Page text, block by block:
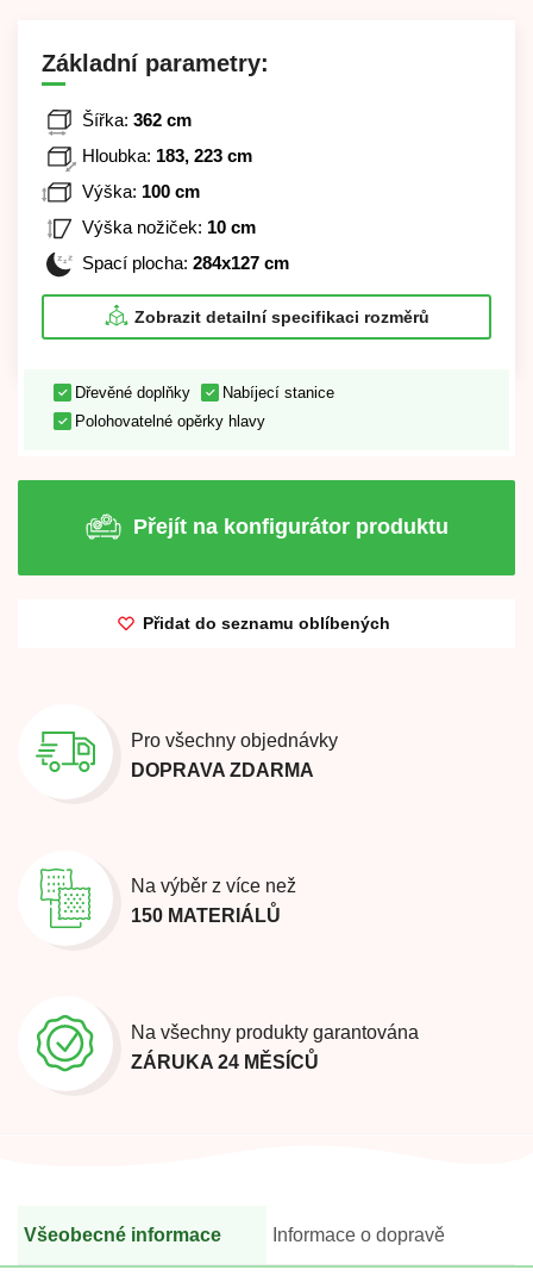
Základní parametry:
Šířka: 362 cm
Hloubka: 183, 223 cm
Výška: 100 cm
Výška nožiček: 10 cm
Spací plocha: 284x127 cm
Zobrazit detailní specifikaci rozměrů
Dřevěné doplňky
Nabíjecí stanice
Polohovatelné opěrky hlavy
Přejít na konfigurátor produktu
Přidat do seznamu oblíbených
Pro všechny objednávky
DOPRAVA ZDARMA
Na výběr z více než
150 MATERIÁLŮ
Na všechny produkty garantována
ZÁRUKA 24 MĚSÍCŮ
Všeobecné informace Informace o dopravě